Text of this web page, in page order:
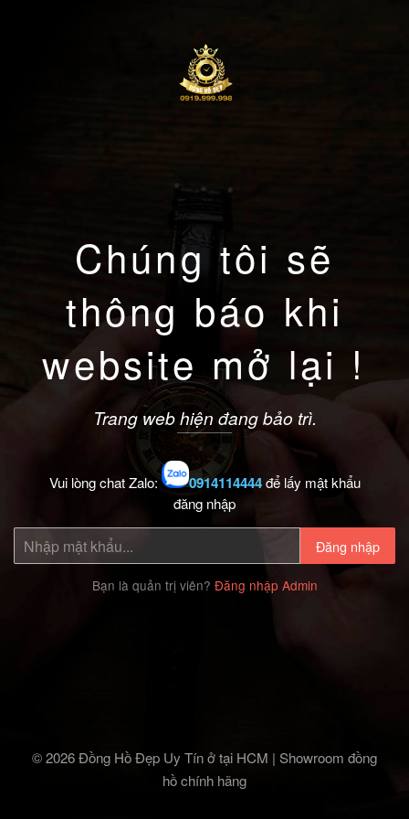
Chúng tôi sẽ
thông báo khi
website mở lại !
Trang web hiện đang bảo trì.
Vui lòng chat Zalo: 0914114444để lấy mật khẩu
đăng nhập
Đăng nhập
Bạn là quản trị viên? Đăng nhập Admin
© 2026 Đồng Hồ Đẹp Uy Tín ở tại HCM | Showroom đồng
hồ chính hãng‎